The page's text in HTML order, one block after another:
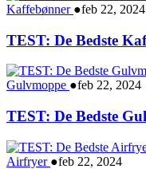
Kaffebønner ●feb 22, 2024
TEST: De Bedste
Gulvmoppe ●feb 22, 2024
TEST: De Bedste
Airfryer ●feb 22, 2024